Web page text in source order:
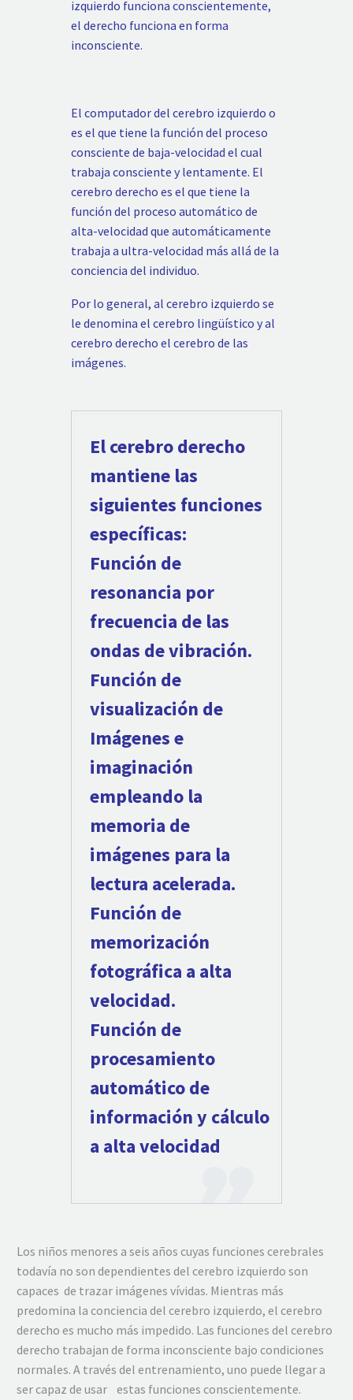
izquierdo funciona conscientemente,
el derecho funciona en forma
inconsciente.
El computador del cerebro izquierdo o
es el que tiene la función del proceso
consciente de baja-velocidad el cual
trabaja consciente y lentamente. El
cerebro derecho es el que tiene la
función del proceso automático de
alta-velocidad que automáticamente
trabaja a ultra-velocidad más allá de la
conciencia del individuo.
Por lo general, al cerebro izquierdo se
le denomina el cerebro lingüístico y al
cerebro derecho el cerebro de las
imágenes.
El cerebro derecho
mantiene las
siguientes funciones
específicas:
Función de
resonancia por
frecuencia de las
ondas de vibración.
Función de
visualización de
Imágenes e
imaginación
empleando la
memoria de
imágenes para la
lectura acelerada.
Función de
memorización
fotográfica a alta
velocidad.
Función de
procesamiento
automático de
información y cálculo
a alta velocidad
Los niños menores a seis años cuyas funciones cerebrales
todavía no son dependientes del cerebro izquierdo son
capaces de trazar imágenes vívidas. Mientras más
predomina la conciencia del cerebro izquierdo, el cerebro
derecho es mucho más impedido. Las funciones del cerebro
derecho trabajan de forma inconsciente bajo condiciones
normales. A través del entrenamiento, uno puede llegar a
ser capaz de usar estas funciones conscientemente.